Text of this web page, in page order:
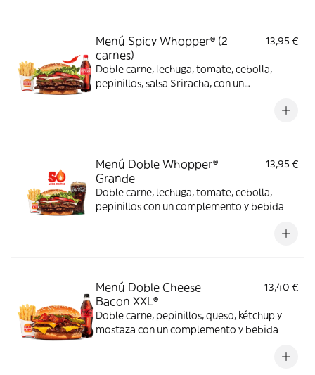
Menú Spicy Whopper® (2
carnes)
13,95 €
Doble carne, lechuga, tomate, cebolla,
pepinillos, salsa Sriracha, con un
Menú Doble Whopper®
Grande
13,95 €
Doble carne, lechuga, tomate, cebolla,
pepinillos con un complemento y bebida
Menú Doble Cheese
Bacon XXL®
13,40 €
Doble carne, pepinillos, queso, kétchup y
mostaza con un complemento y bebida